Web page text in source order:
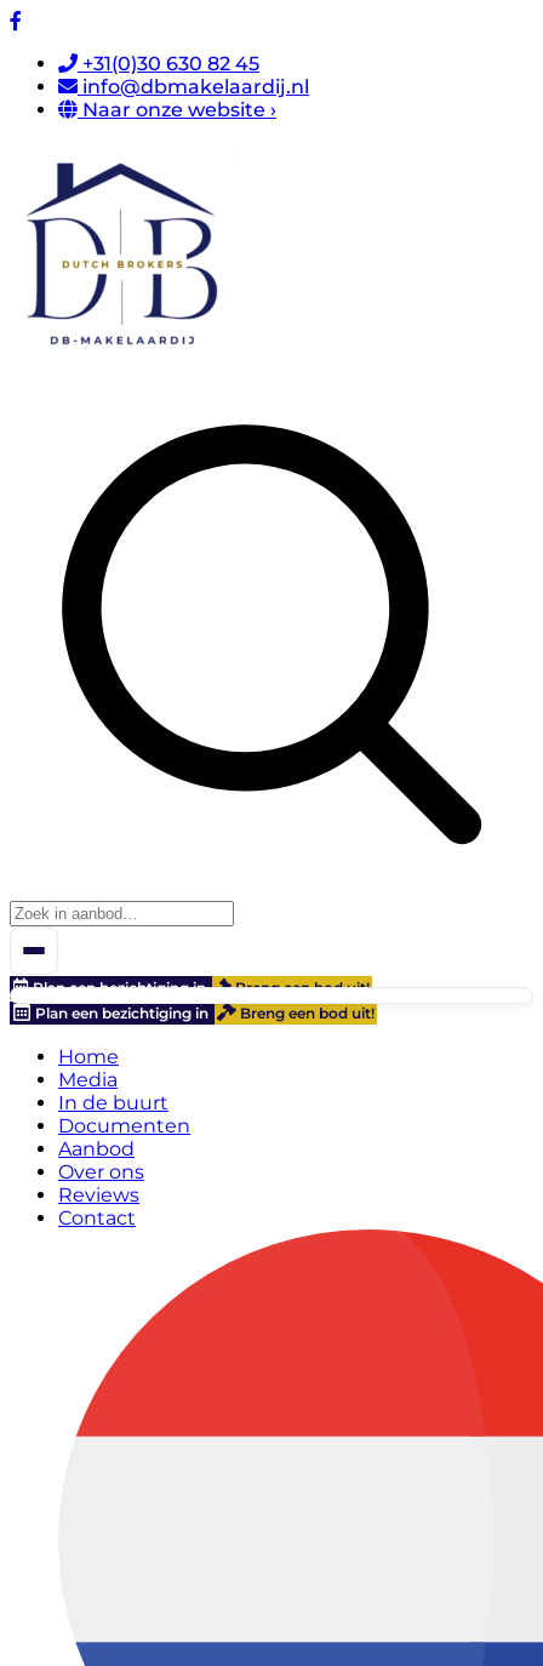
+31(0)30 630 82 45
info@dbmakelaardij.nl
Naar onze website ›
Plan een bezichtiging in
Breng een bod uit!
Plan een bezichtiging in
Breng een bod uit!
Home
Media
In de buurt
Documenten
Aanbod
Over ons
Reviews
Contact